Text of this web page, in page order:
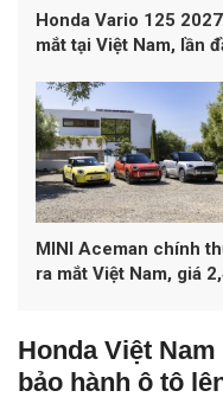
Honda Vario 125
mắt tại Việt Nam, lần
MINI Aceman chính
ra mắt Việt Nam, giá
Honda Việt
bảo hành ô tô